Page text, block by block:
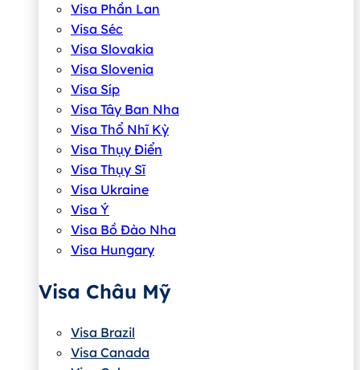
Visa Phần Lan
Visa Séc
Visa Slovakia
Visa Slovenia
Visa Síp
Visa Tây Ban Nha
Visa Thổ Nhĩ Kỳ
Visa Thụy Điển
Visa Thụy Sĩ
Visa Ukraine
Visa Ý
Visa Bồ Đào Nha
Visa Hungary
Visa Châu Mỹ
Visa Brazil
Visa Canada